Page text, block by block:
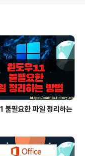
에
면
램
러
불필요한 파일 정리하는